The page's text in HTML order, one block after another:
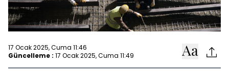
17 Ocak 2025, Cuma 11:46
Güncelleme : 17 Ocak 2025, Cuma 11:49